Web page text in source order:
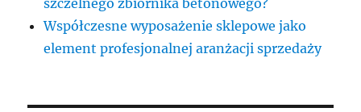
Współczesne wyposażenie sklepowe jako
element profesjonalnej aranżacji sprzedaży